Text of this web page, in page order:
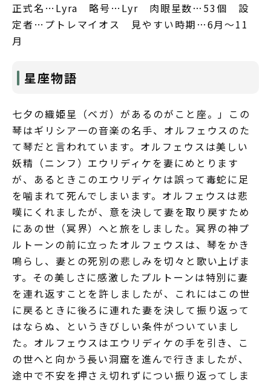
正式名…Lyra 略号…Lyr 肉眼星数…53個 設
定者…プトレマイオス 見やすい時期…6月～11
月
星座物語
七夕の織姫星（ベガ）があるのがこと座。」この
琴はギリシア一の音楽の名手、オルフェウスのた
て琴だと言われています。オルフェウスは美しい
妖精（ニンフ）エウリディケを妻にめとります
が、あるときこのエウリディケは誤って毒蛇に足
を噛まれて死んでしまいます。オルフェウスは悲
嘆にくれましたが、意を決して妻を取り戻すため
にあの世（冥界）へと旅をしました。冥界の神プ
ルトーンの前に立ったオルフェウスは、琴をかき
鳴らし、妻との死別の悲しみを切々と歌い上げま
す。その美しさに感激したプルトーンは特別に妻
を連れ返すことを許しましたが、これにはこの世
に戻るときに後ろに連れた妻を決して振り返って
はならぬ、というきびしい条件がついていまし
た。オルフェウスはエウリディケの手を引き、こ
の世へと向かう長い洞窟を進んで行きましたが、
途中で不安を押さえ切れずについ振り返ってしま